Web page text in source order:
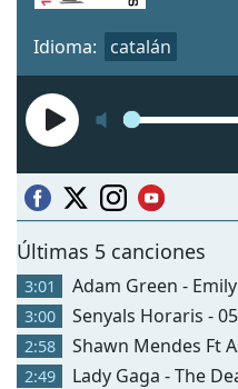
Idioma: catalán
Últimas 5 canciones
3:01 Adam Green - Emily
3:00 Senyals Horaris - 05
2:58 Shawn Mendes Ft
2:49 Lady Gaga - The